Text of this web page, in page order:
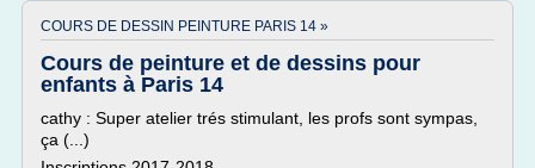
COURS DE DESSIN PEINTURE PARIS 14 »
Cours de peinture et de dessins pour
enfants à Paris 14
cathy : Super atelier trés stimulant, les profs sont sympas,
ça (...)